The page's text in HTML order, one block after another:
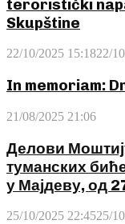
teroristički
Skupštine
22/10/2025 15:1822/
In memoriam:
21/08/2025 21:06
Делови
туманских
у Мајдеву, од
25/10/2025 22:4525/